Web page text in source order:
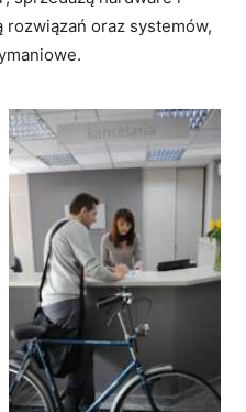
oraz systemów,